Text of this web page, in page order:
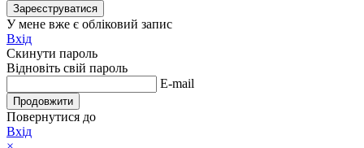
Зареєструватися
У мене вже є обліковий запис
Вхід
Скинути пароль
Відновіть свій пароль
E-mail
Продовжити
Повернутися до
Вхід